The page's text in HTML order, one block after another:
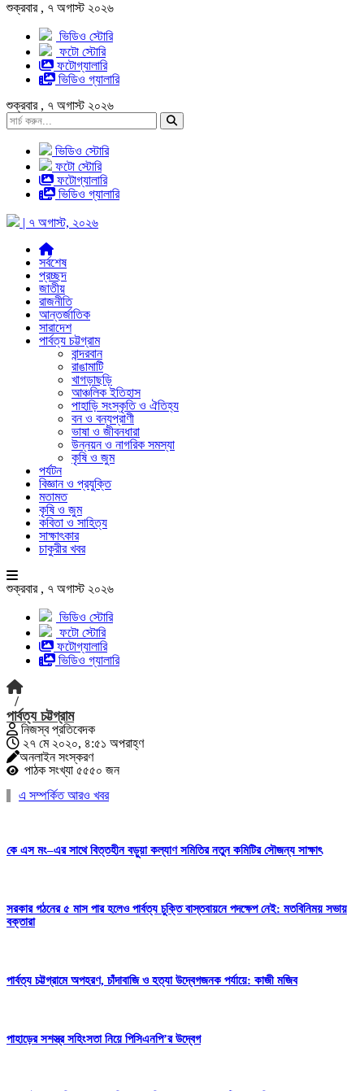
শুক্রবার , ৭ অগাস্ট ২০২৬
ভিডিও স্টোরি
ফটো স্টোরি
ফটোগ্যালারি
ভিডিও গ্যালারি
শুক্রবার , ৭ অগাস্ট ২০২৬
ভিডিও স্টোরি
ফটো স্টোরি
ফটোগ্যালারি
ভিডিও গ্যালারি
| ৭ অগাস্ট, ২০২৬
সর্বশেষ
প্রচ্ছদ
জাতীয়
রাজনীতি
আন্তর্জাতিক
সারাদেশ
পার্বত্য চট্টগ্রাম
বান্দরবান
রাঙামাটি
খাগড়াছড়ি
আঞ্চলিক ইতিহাস
পাহাড়ি সংস্কৃতি ও ঐতিহ্য
বন ও বন্যপ্রাণী
ভাষা ও জীবনধারা
উন্নয়ন ও নাগরিক সমস্যা
কৃষি ও জুম
পর্যটন
বিজ্ঞান ও প্রযুক্তি
মতামত
কৃষি ও জুম
কবিতা ও সাহিত্য
সাক্ষাৎকার
চাকুরীর খবর
শুক্রবার , ৭ অগাস্ট ২০২৬
ভিডিও স্টোরি
ফটো স্টোরি
ফটোগ্যালারি
ভিডিও গ্যালারি
/
পার্বত্য চট্টগ্রাম
নিজস্ব প্রতিবেদক
২৭ মে ২০২০, ৪:৫১ অপরাহ্ণ
অনলাইন সংস্করণ
পাঠক সংখ্যা ৫৫৫০ জন
এ সম্পর্কিত আরও খবর
কে এস মং–এর সাথে বিত্তহীন বড়ুয়া কল্যাণ সমিতির নতুন কমিটির সৌজন্য সাক্ষাৎ
সরকার গঠনের ৫ মাস পার হলেও পার্বত্য চুক্তি বাস্তবায়নে পদক্ষেপ নেই: মতবিনিময় সভায়
বক্তারা
পার্বত্য চট্টগ্রামে অপহরণ, চাঁদাবাজি ও হত্যা উদ্বেগজনক পর্যায়ে: কাজী মজিব
পাহাড়ের সশস্ত্র সহিংসতা নিয়ে পিসিএনপি’র উদ্বেগ